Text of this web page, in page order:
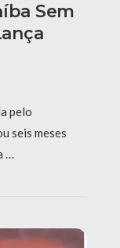
Sem
pelo
seis meses
…